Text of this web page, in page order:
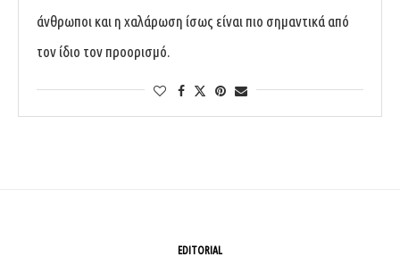
άνθρωποι και η χαλάρωση ίσως είναι πιο σημαντικά από
τον ίδιο τον προορισμό.
EDITORIAL